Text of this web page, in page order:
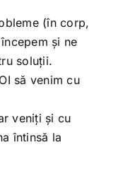
(în corp,
și ne
soluții.
să venim cu
veniți și cu
întinsă la